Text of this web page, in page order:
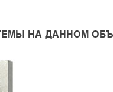
НА ДАННОМ